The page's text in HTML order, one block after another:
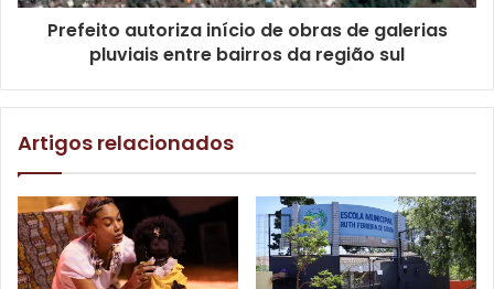
Etiquetas currículo curso espanhol idiomas
inglês
oportunidades
qualificação
Prefeito autoriza início de obras de galerias
pluviais entre bairros da região sul
Artigos relacionados